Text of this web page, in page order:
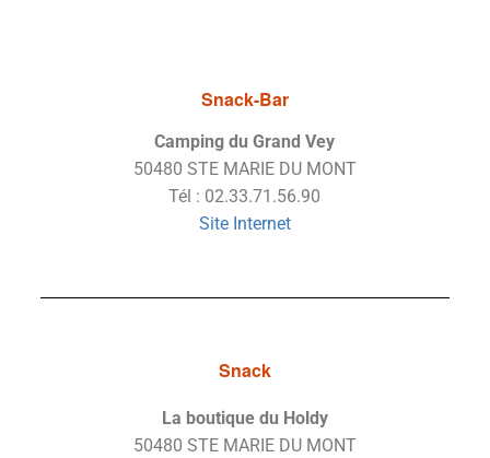
Snack-Bar
Camping du Grand Vey
50480 STE MARIE DU MONT
Tél : 02.33.71.56.90
Site Internet
Snack
La boutique du Holdy
50480 STE MARIE DU MONT